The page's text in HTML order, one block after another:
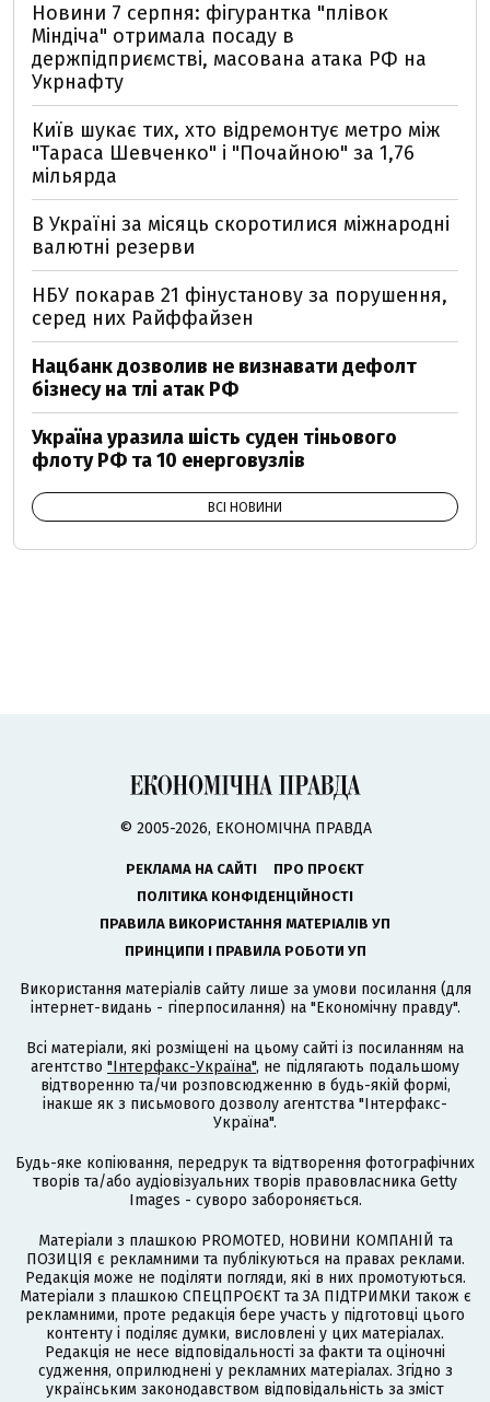
Новини 7 серпня: фігурантка "плівок
Міндіча" отримала посаду в
держпідприємстві, масована атака РФ на
Укрнафту
Київ шукає тих, хто відремонтує метро між
"Тараса Шевченко" і "Почайною" за 1,76
мільярда
В Україні за місяць скоротилися міжнародні
валютні резерви
НБУ покарав 21 фінустанову за порушення,
серед них Райффайзен
Нацбанк дозволив не визнавати дефолт
бізнесу на тлі атак РФ
Україна уразила шість суден тіньового
флоту РФ та 10 енерговузлів
ВСІ НОВИНИ
© 2005-2026, ЕКОНОМІЧНА ПРАВДА
РЕКЛАМА НА САЙТІ
ПРО ПРОЄКТ
ПОЛІТИКА КОНФІДЕНЦІЙНОСТІ
ПРАВИЛА ВИКОРИСТАННЯ МАТЕРІАЛІВ УП
ПРИНЦИПИ І ПРАВИЛА РОБОТИ УП
Використання матеріалів сайту лише за умови посилання (для
інтернет-видань - гіперпосилання) на "Економічну правду".
Всі матеріали, які розміщені на цьому сайті із посиланням на
агентство "Інтерфакс-Україна", не підлягають подальшому
відтворенню та/чи розповсюдженню в будь-якій формі,
інакше як з письмового дозволу агентства "Інтерфакс-
Україна".
Будь-яке копіювання, передрук та відтворення фотографічних
творів та/або аудіовізуальних творів правовласника Getty
Images - суворо забороняється.
Матеріали з плашкою PROMOTED, НОВИНИ КОМПАНІЙ та
ПОЗИЦІЯ є рекламними та публікуються на правах реклами.
Редакція може не поділяти погляди, які в них промотуються.
Матеріали з плашкою СПЕЦПРОЄКТ та ЗА ПІДТРИМКИ також є
рекламними, проте редакція бере участь у підготовці цього
контенту і поділяє думки, висловлені у цих матеріалах.
Редакція не несе відповідальності за факти та оціночні
судження, оприлюднені у рекламних матеріалах. Згідно з
українським законодавством відповідальність за зміст